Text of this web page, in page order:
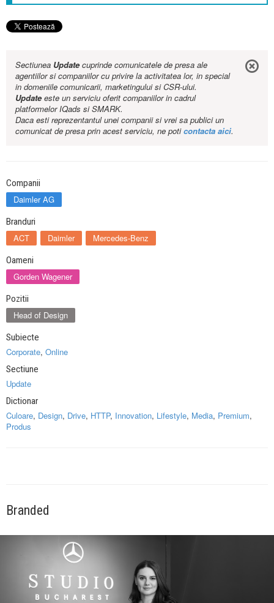
Sectiunea Updatecuprinde comunicatele de presa ale
agentiilor si companiilor cu privire la activitatea lor, in special
in domeniile comunicarii, marketingului si CSR-ului.
Updateeste un serviciu oferit companiilor in cadrul
platformelor IQads si SMARK.
Daca esti reprezentantul unei companii si vrei sa publici un
comunicat de presa prin acest serviciu, ne poticontacta aici.
Companii
Daimler AG
Branduri
ACT Daimler Mercedes-Benz
Oameni
Gorden Wagener
Pozitii
Head of Design
Subiecte
Corporate, Online
Sectiune
Update
Dictionar
Culoare, Design, Drive, HTTP, Innovation, Lifestyle, Media, Premium,
Produs
Branded